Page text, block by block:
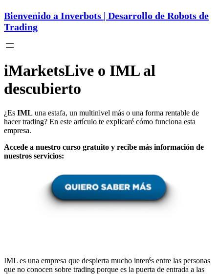
Bienvenido a Inverbots | Desarrollo de Robots de
Trading
iMarketsLive o IML al
descubierto
¿Es IML una estafa, un multinivel más o una forma rentable de
hacer trading? En este artículo te explicaré cómo funciona esta
empresa.
Accede a nuestro curso gratuito y recibe más información de
nuestros servicios:
IML es una empresa que despierta mucho interés entre las personas
que no conocen sobre trading porque es la puerta de entrada a las